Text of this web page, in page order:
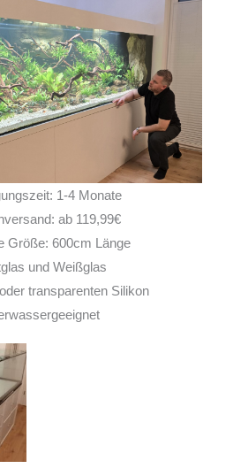
1-4 Monate
ab 119,99€
Größe: 600cm Länge
und Weißglas
transparenten Silikon